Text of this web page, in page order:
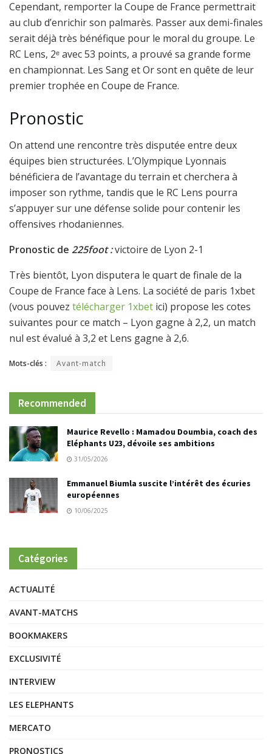
Cependant, remporter la Coupe de France permettrait
au club d’enrichir son palmarès. Passer aux demi-finales
serait déjà très bénéfique pour le moral du groupe. Le
RC Lens, 2ᵉ avec 53 points, a prouvé sa grande forme
en championnat. Les Sang et Or sont en quête de leur
premier trophée en Coupe de France.
Pronostic
On attend une rencontre très disputée entre deux
équipes bien structurées. L’Olympique Lyonnais
bénéficiera de l’avantage du terrain et cherchera à
imposer son rythme, tandis que le RC Lens pourra
s’appuyer sur une défense solide pour contenir les
offensives rhodaniennes.
Pronostic de 225foot :victoire de Lyon 2-1
Très bientôt, Lyon disputera le quart de finale de la
Coupe de France face à Lens. La société de paris 1xbet
(vous pouvez télécharger 1xbet ici) propose les cotes
suivantes pour ce match – Lyon gagne à 2,2, un match
nul est évalué à 3,2 et Lens gagne à 2,6.
Mots-clés : Avant-match
Recommended
Maurice Revello : Mamadou Doumbia, coach des
Eléphants U23, dévoile ses ambitions
31/05/2026
Emmanuel Biumla suscite l’intérêt des écuries
européennes
10/06/2025
Catégories
ACTUALITÉ
AVANT-MATCHS
BOOKMAKERS
EXCLUSIVITÉ
INTERVIEW
LES ELEPHANTS
MERCATO
PRONOSTICS